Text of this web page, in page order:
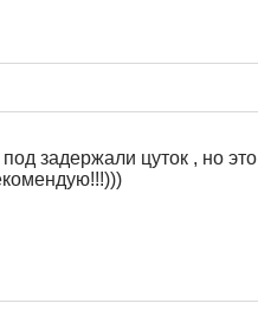
задержали цуток , но это